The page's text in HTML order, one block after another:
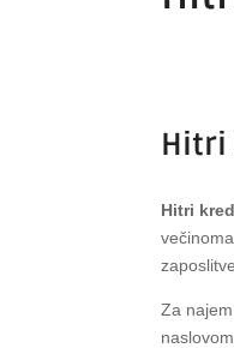
Hitri
Hitri
Za